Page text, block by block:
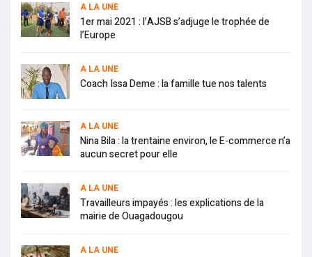
A LA UNE
1er mai 2021 : l’AJSB s’adjuge le trophée de
l’Europe
A LA UNE
Coach Issa Deme : la famille tue nos talents
A LA UNE
Nina Bila : la trentaine environ, le E-commerce n’a
aucun secret pour elle
A LA UNE
Travailleurs impayés : les explications de la
mairie de Ouagadougou
A LA UNE